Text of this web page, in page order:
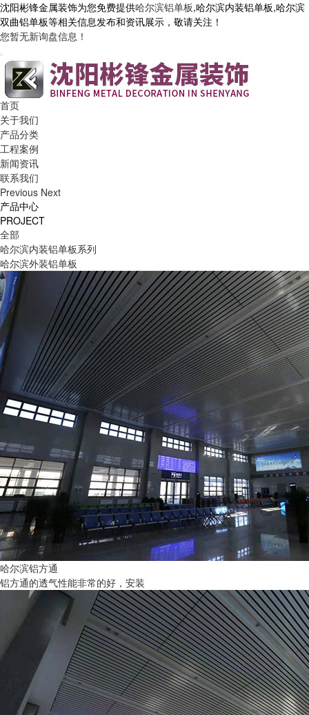
沈阳彬锋金属装饰为您免费提供哈尔滨铝单板,哈尔滨内装铝单板,哈尔滨
双曲铝单板等相关信息发布和资讯展示，敬请关注！
您暂无新询盘信息！
首页
关于我们
产品分类
工程案例
新闻资讯
联系我们
Previous Next
产品中心
PROJECT
全部
哈尔滨内装铝单板系列
哈尔滨外装铝单板
哈尔滨铝方通
铝方通的透气性能非常的好，安装